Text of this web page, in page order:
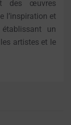
des œuvres
l’inspiration et
un
artistes et le